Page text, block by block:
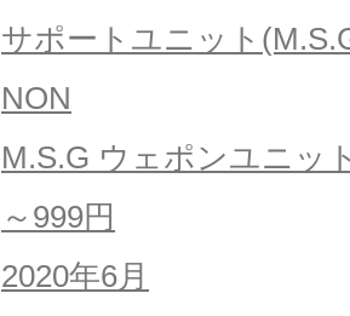
サポートユニット
NON
M.S.G ウェポンユニッ
～999円
2020年6月